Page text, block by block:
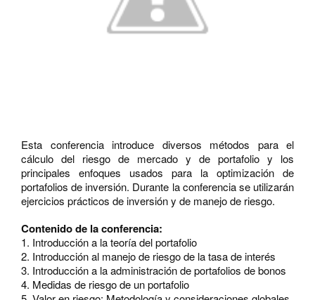
Esta conferencia introduce diversos métodos para el
cálculo del riesgo de mercado y de portafolio y los
principales enfoques usados para la optimización de
portafolios de inversión. Durante la conferencia se utilizarán
ejercicios prácticos de inversión y de manejo de riesgo.
Contenido de la conferencia:
1. Introducción a la teoría del portafolio
2. Introducción al manejo de riesgo de la tasa de interés
3. Introducción a la administración de portafolios de bonos
4. Medidas de riesgo de un portafolio